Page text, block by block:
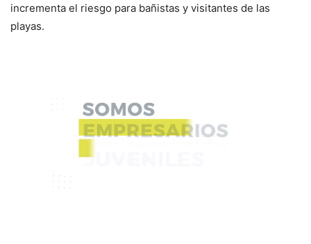
incrementa el riesgo para bañistas y visitantes de las
playas.